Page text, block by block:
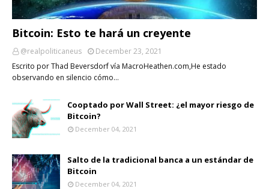
Bitcoin: Esto te hará un creyente
@realpoliticaneus
December 23, 2021
Escrito por Thad Beversdorf vía MacroHeathen.com,He estado
observando en silencio cómo…
Cooptado por Wall Street: ¿el mayor riesgo de
Bitcoin?
December 04, 2021
Salto de la tradicional banca a un estándar de
Bitcoin
December 04, 2021